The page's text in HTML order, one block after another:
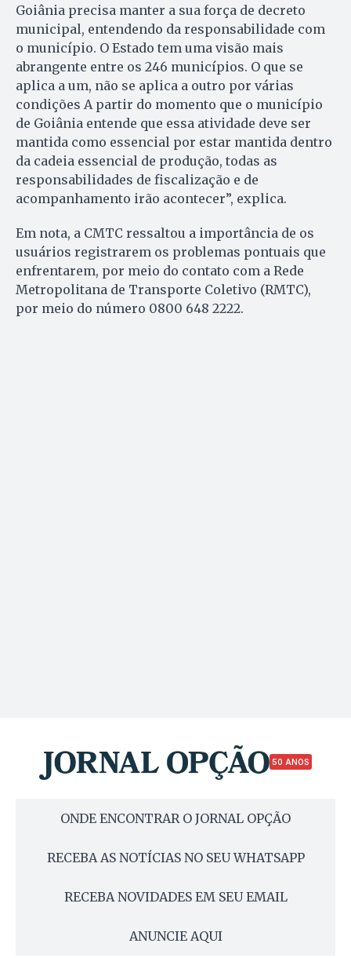
Goiânia precisa manter a sua força de decreto
municipal, entendendo da responsabilidade com
o município. O Estado tem uma visão mais
abrangente entre os 246 municípios. O que se
aplica a um, não se aplica a outro por várias
condições A partir do momento que o município
de Goiânia entende que essa atividade deve ser
mantida como essencial por estar mantida dentro
da cadeia essencial de produção, todas as
responsabilidades de fiscalização e de
acompanhamento irão acontecer”, explica.
Em nota, a CMTC ressaltou a importância de os
usuários registrarem os problemas pontuais que
enfrentarem, por meio do contato com a Rede
Metropolitana de Transporte Coletivo (RMTC),
por meio do número 0800 648 2222.
50 ANOS
ONDE ENCONTRAR O JORNAL OPÇÃO
RECEBA AS NOTÍCIAS NO SEU WHATSAPP
RECEBA NOVIDADES EM SEU EMAIL
ANUNCIE AQUI